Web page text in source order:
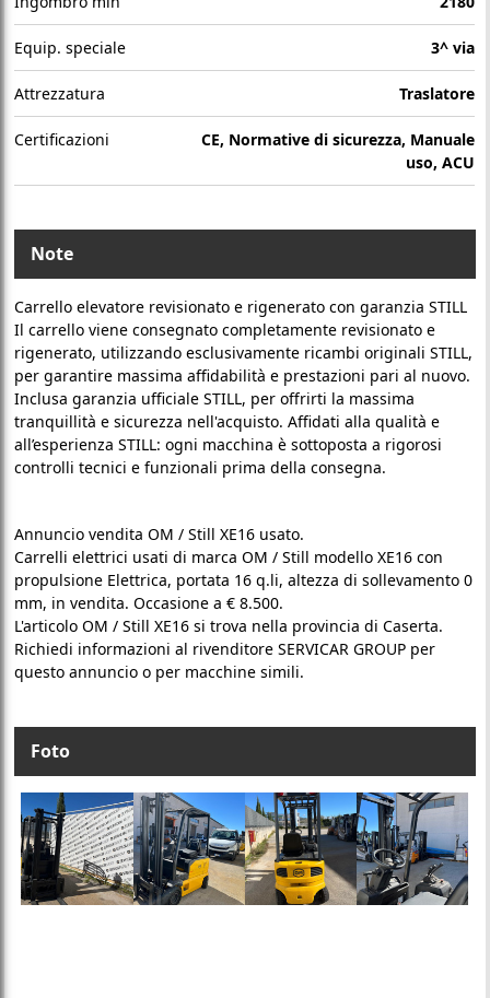
Equip. speciale 3^ via
Attrezzatura Traslatore
Certificazioni
CE, Normative di sicurezza, Manuale
uso, ACU
Note
Carrello elevatore revisionato e rigenerato con garanzia STILL
Il carrello viene consegnato completamente revisionato e
rigenerato, utilizzando esclusivamente ricambi originali STILL,
per garantire massima affidabilità e prestazioni pari al nuovo.
Inclusa garanzia ufficiale STILL, per offrirti la massima
tranquillità e sicurezza nell'acquisto. Affidati alla qualità e
all’esperienza STILL: ogni macchina è sottoposta a rigorosi
controlli tecnici e funzionali prima della consegna.
Annuncio vendita OM / Still XE16 usato.
Carrelli elettrici usati di marca OM / Still modello XE16 con
propulsione Elettrica, portata 16 q.li, altezza di sollevamento 0
mm, in vendita. Occasione a € 8.500.
L'articolo OM / Still XE16 si trova nella provincia di Caserta.
Richiedi informazioni al rivenditore SERVICAR GROUP per
questo annuncio o per macchine simili.
Foto